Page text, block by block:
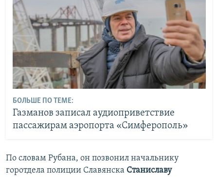
БОЛЬШЕ ПО ТЕМЕ:
Газманов записал аудиоприветствие
пассажирам аэропорта «Симферополь»
По словам Рубана, он позвонил начальнику
горотдела полиции Славянска Станиславу